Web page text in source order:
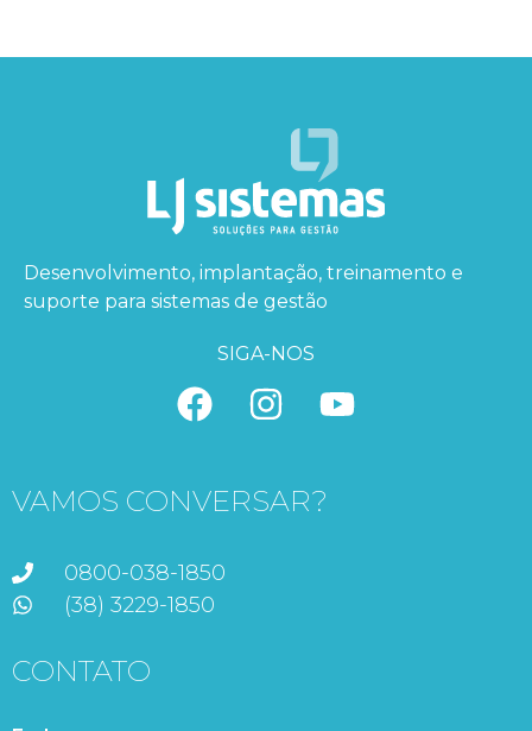
Desenvolvimento, implantação, treinamento e
suporte para sistemas de gestão
SIGA-NOS
VAMOS CONVERSAR?
0800-038-1850
(38) 3229-1850
CONTATO